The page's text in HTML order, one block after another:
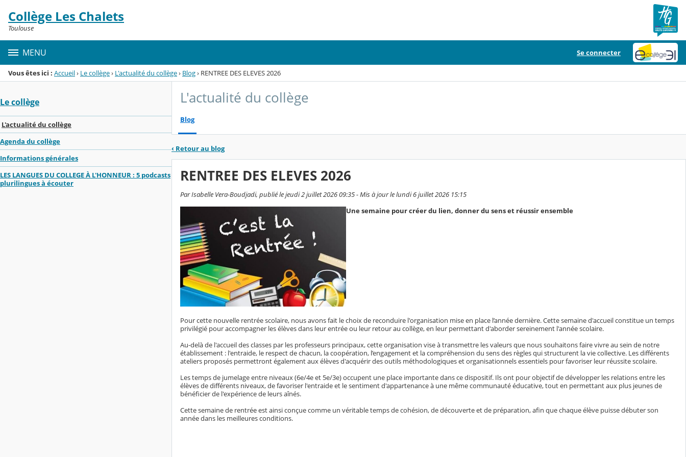
Menu de la rubrique
Contenu
Collège Les Chalets
Toulouse
MENU Se connecter
Vous êtes ici : Accueil› Le collège› L'actualité du collège› Blog› RENTREE DES ELEVES 2026
Le collège
L'actualité du collège
Agenda du collège
Informations générales
LES LANGUES DU COLLEGE À L'HONNEUR : 5 podcasts
plurilingues à écouter
L'actualité du collège
Blog
‹ Retour au blog
RENTREE DES ELEVES 2026
Par Isabelle Vera-Boudjadi, publié le jeudi 2 juillet 2026 09:35 - Mis à jour le lundi 6 juillet 2026 15:15
Une semaine pour créer du lien, donner du sens et réussir ensemble
Pour cette nouvelle rentrée scolaire, nous avons fait le choix de reconduire l'organisation mise en place l’année dernière. Cette semaine d'accueil constitue un temps
privilégié pour accompagner les élèves dans leur entrée ou leur retour au collège, en leur permettant d'aborder sereinement l'année scolaire.
Au-delà de l'accueil des classes par les professeurs principaux, cette organisation vise à transmettre les valeurs que nous souhaitons faire vivre au sein de notre
établissement : l'entraide, le respect de chacun, la coopération, l’engagement et la compréhension du sens des règles qui structurent la vie collective. Les différents
ateliers proposés permettront également aux élèves d'acquérir des outils méthodologiques et organisationnels essentiels pour favoriser leur réussite scolaire.
Les temps de jumelage entre niveaux (6e/4e et 5e/3e) occupent une place importante dans ce dispositif. Ils ont pour objectif de développer les relations entre les
élèves de différents niveaux, de favoriser l'entraide et le sentiment d'appartenance à une même communauté éducative, tout en permettant aux plus jeunes de
bénéficier de l'expérience de leurs aînés.
Cette semaine de rentrée est ainsi conçue comme un véritable temps de cohésion, de découverte et de préparation, afin que chaque élève puisse débuter son
année dans les meilleures conditions.